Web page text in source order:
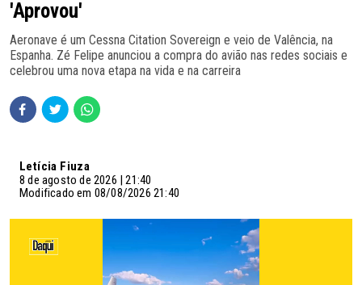
'Aprovou'
Aeronave é um Cessna Citation Sovereign e veio de Valência, na
Espanha. Zé Felipe anunciou a compra do avião nas redes sociais e
celebrou uma nova etapa na vida e na carreira
Letícia Fiuza
8 de agosto de 2026 | 21:40
Modificado em 08/08/2026 21:40